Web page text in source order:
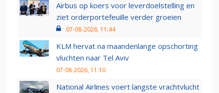
Airbus op koers voor leverdoelstelling en
ziet orderportefeuille verder groeien
07-08-2026, 11:44
KLM hervat na maandenlange opschorting
vluchten naar Tel Aviv
07-08-2026, 11:10
National Airlines voert langste vrachtvlucht